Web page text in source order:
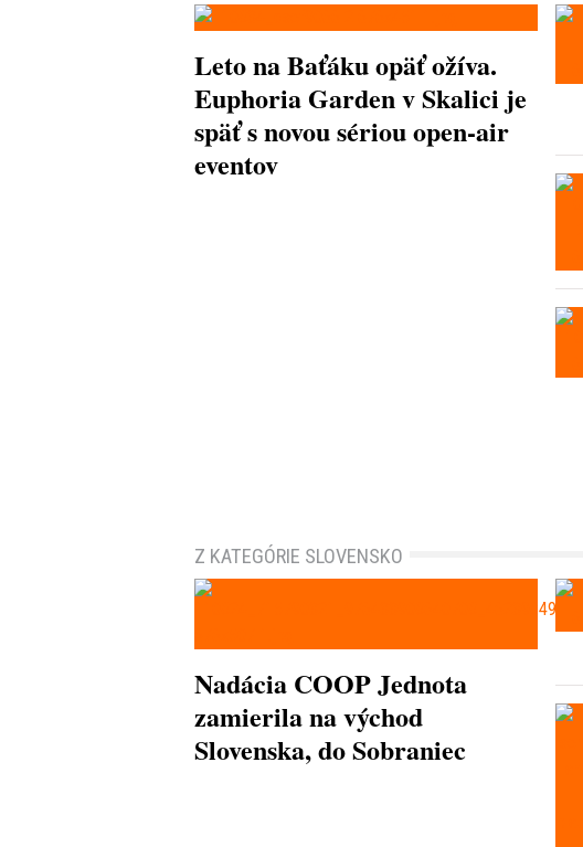
Leto na Baťáku opäť ožíva.
Euphoria Garden v Skalici je
späť s novou sériou open-air
eventov
Z KATEGÓRIE SLOVENSKO
Nadácia COOP Jednota
zamierila na východ
Slovenska, do Sobraniec